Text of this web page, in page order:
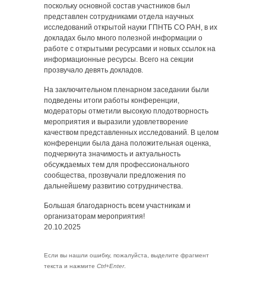
поскольку основной состав участников был
представлен сотрудниками отдела научных
исследований открытой науки ГПНТБ СО РАН, в их
докладах было много полезной информации о
работе с открытыми ресурсами и новых ссылок на
информационные ресурсы. Всего на секции
прозвучало девять докладов.
На заключительном пленарном заседании были
подведены итоги работы конференции,
модераторы отметили высокую плодотворность
мероприятия и выразили удовлетворение
качеством представленных исследований. В целом
конференции была дана положительная оценка,
подчеркнута значимость и актуальность
обсуждаемых тем для профессионального
сообщества, прозвучали предложения по
дальнейшему развитию сотрудничества.
Большая благодарность всем участникам и
организаторам мероприятия!
20.10.2025
Если вы нашли ошибку, пожалуйста, выделите фрагмент
текста и нажмите Ctrl+Enter.